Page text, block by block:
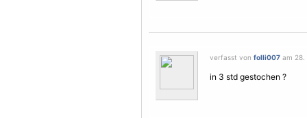
verfasst von folli007 am 28.
in 3 std gestochen ?